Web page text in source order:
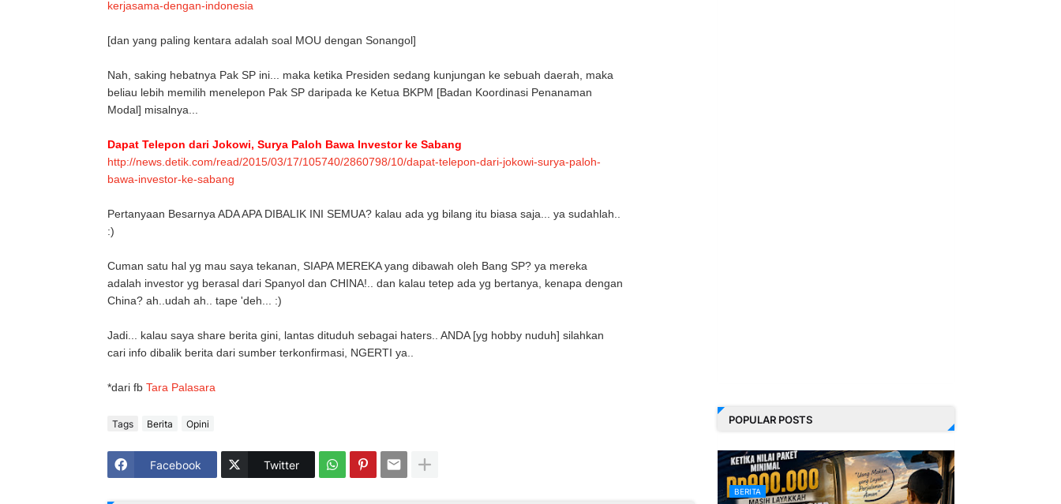
kerjasama-dengan-indonesia
[dan yang paling kentara adalah soal MOU dengan Sonangol]
Nah, saking hebatnya Pak SP ini... maka ketika Presiden sedang kunjungan ke sebuah daerah, maka
beliau lebih memilih menelepon Pak SP daripada ke Ketua BKPM [Badan Koordinasi Penanaman
Modal] misalnya...
Dapat Telepon dari Jokowi, Surya Paloh Bawa Investor ke Sabang
http://news.detik.com/read/2015/03/17/105740/2860798/10/dapat-telepon-dari-jokowi-surya-paloh-
bawa-investor-ke-sabang
Pertanyaan Besarnya ADA APA DIBALIK INI SEMUA? kalau ada yg bilang itu biasa saja... ya sudahlah..
:)
Cuman satu hal yg mau saya tekanan, SIAPA MEREKA yang dibawah oleh Bang SP? ya mereka
adalah investor yg berasal dari Spanyol dan CHINA!.. dan kalau tetep ada yg bertanya, kenapa dengan
China? ah..udah ah.. tape 'deh... :)
Jadi... kalau saya share berita gini, lantas dituduh sebagai haters.. ANDA [yg hobby nuduh] silahkan
cari info dibalik berita dari sumber terkonfirmasi, NGERTI ya..
*dari fb Tara Palasara
Tags Berita Opini
Facebook Twitter
POPULAR POSTS
BERITA